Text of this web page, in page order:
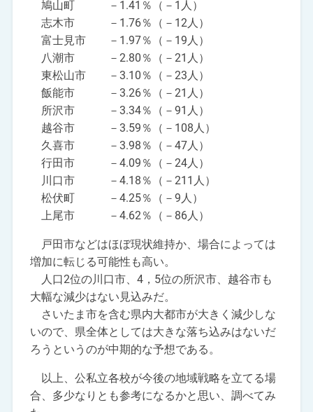
鳩山町 －1.41％（－1人）
志木市 －1.76％（－12人）
富士見市 －1.97％（－19人）
八潮市 －2.80％（－21人）
東松山市 －3.10％（－23人）
飯能市 －3.26％（－21人）
所沢市 －3.34％（－91人）
越谷市 －3.59％（－108人）
久喜市 －3.98％（－47人）
行田市 －4.09％（－24人）
川口市 －4.18％（－211人）
松伏町 －4.25％（－9人）
上尾市 －4.62％（－86人）
戸田市などはほぼ現状維持か、場合によっては
増加に転じる可能性も高い。
人口2位の川口市、4，5位の所沢市、越谷市も
大幅な減少はない見込みだ。
さいたま市を含む県内大都市が大きく減少しな
いので、県全体としては大きな落ち込みはないだ
ろうというのが中期的な予想である。
以上、公私立各校が今後の地域戦略を立てる場
合、多少なりとも参考になるかと思い、調べてみ